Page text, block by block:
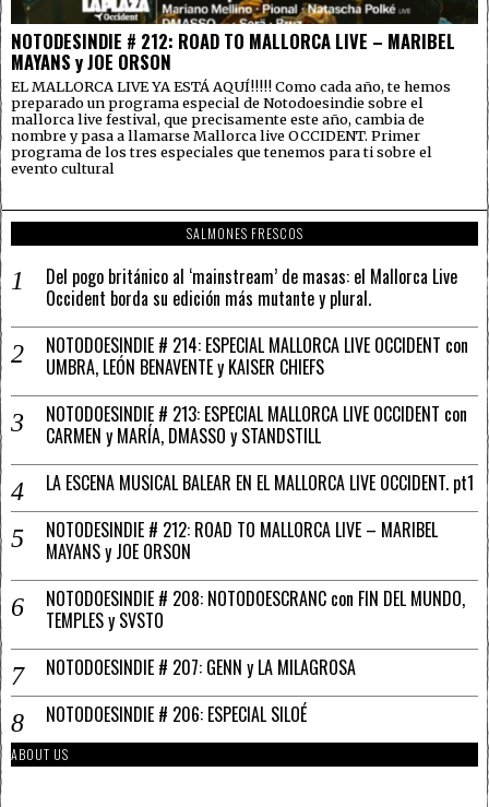
NOTODESINDIE # 212: ROAD TO MALLORCA LIVE – MARIBEL
MAYANS y JOE ORSON
EL MALLORCA LIVE YA ESTÁ AQUÍ!!!!! Como cada año, te hemos
preparado un programa especial de Notodoesindie sobre el
mallorca live festival, que precisamente este año, cambia de
nombre y pasa a llamarse Mallorca live OCCIDENT. Primer
programa de los tres especiales que tenemos para ti sobre el
evento cultural
SALMONES FRESCOS
Del pogo británico al ‘mainstream’ de masas: el Mallorca Live
Occident borda su edición más mutante y plural.
NOTODOESINDIE # 214: ESPECIAL MALLORCA LIVE OCCIDENT con
UMBRA, LEÓN BENAVENTE y KAISER CHIEFS
NOTODOESINDIE # 213: ESPECIAL MALLORCA LIVE OCCIDENT con
CARMEN y MARÍA, DMASSO y STANDSTILL
LA ESCENA MUSICAL BALEAR EN EL MALLORCA LIVE OCCIDENT. pt1
NOTODESINDIE # 212: ROAD TO MALLORCA LIVE – MARIBEL
MAYANS y JOE ORSON
NOTODOESINDIE # 208: NOTODOESCRANC con FIN DEL MUNDO,
TEMPLES y SVSTO
NOTODOESINDIE # 207: GENN y LA MILAGROSA
NOTODOESINDIE # 206: ESPECIAL SILOÉ
ABOUT US